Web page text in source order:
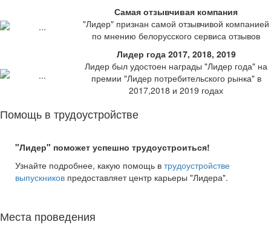
Самая отзывчивая компания
"Лидер" признан самой отзывчивой компанией
по мнению белорусского сервиса отзывов
Лидер года 2017, 2018, 2019
Лидер был удостоен награды "Лидер года" на
премии "Лидер потребительского рынка" в
2017,2018 и 2019 годах
Помощь в трудоустройстве
"Лидер" поможет успешно трудоустроиться!
Узнайте подробнее, какую помощь в трудоустройстве
выпускников предоставляет центр карьеры "Лидера".
Места проведения